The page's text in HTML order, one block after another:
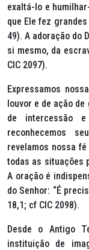
exaltá-lo e
que Ele fez
49). A adoração do
si mesmo, da
CIC 2097).
Expressamos
louvor e de ação
de intercessão
reconhecemos
revelamos nossa
todas as situações
A oração é
do Senhor: “É
18,1; cf CIC 2098).
Desde o Antigo
instituição de